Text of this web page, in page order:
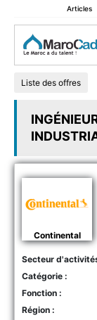
Articles
Liste des offres
Continental
Secteur
Catégorie :
Fonction :
Région :